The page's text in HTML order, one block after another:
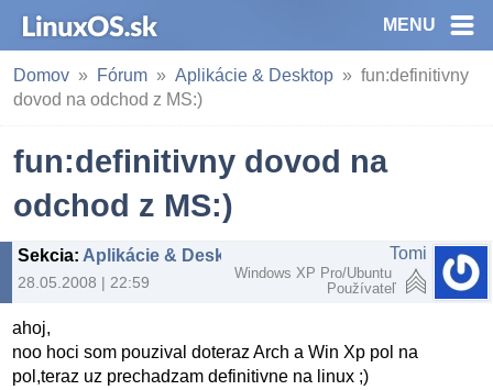
MENU
Domov Fórum Aplikácie & Desktop
fun:definitivny
dovod na odchod z MS:)
fun:definitivny dovod na
odchod z MS:)
Sekcia: Aplikácie & Desktop
28.05.2008 | 22:59
Tomi
Windows XP Pro/Ubuntu
Používateľ
ahoj,
noo hoci som pouzival doteraz Arch a Win Xp pol na
pol,teraz uz prechadzam definitivne na linux ;)